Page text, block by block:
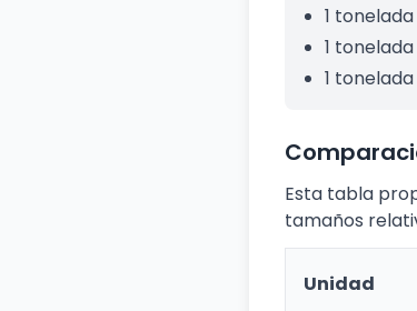
1
1
1
Esta tabla
tamaños
Unidad